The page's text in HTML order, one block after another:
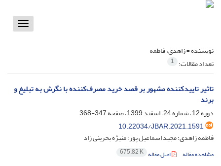
Toggle
نویسنده =زاهدی، فاطمه
تعداد مقالات: 1
تاثیر تاییدکننده مشهور بر قصد خرید مصرف‌کننده با نگرش به تبلیغ و
برند
دوره 12، شماره 24، اسفند 1399، صفحه
347-368
10.22034/JBAR.2021.1591
فاطمه زاهدی؛ مجید اسماعیل پور؛ منیژه بحرینی زاد
مشاهده مقاله اصل مقاله 675.82 K